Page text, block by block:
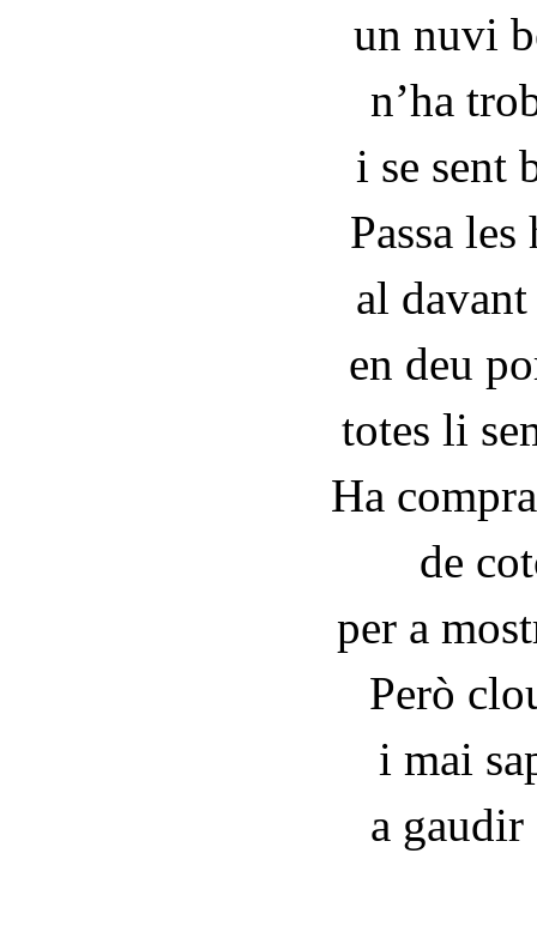
un nuvi
n’ha
i se sent
Passa
al
en deu
totes li
Ha
de
per a
Però
i mai
a